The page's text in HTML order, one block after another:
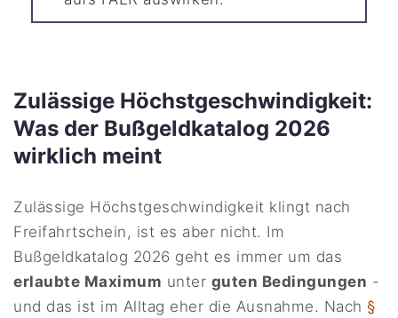
Zulässige Höchstgeschwindigkeit:
Was der Bußgeldkatalog 2026
wirklich meint
Zulässige Höchstgeschwindigkeit klingt nach
Freifahrtschein, ist es aber nicht. Im
Bußgeldkatalog 2026 geht es immer um das
erlaubte Maximum unter guten Bedingungen -
und das ist im Alltag eher die Ausnahme. Nach §